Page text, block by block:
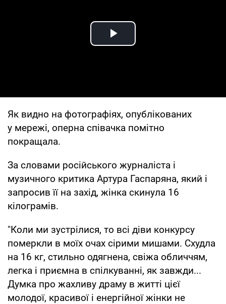
Play Video
Як видно на фотографіях, опублікованих
у мережі, оперна співачка помітно
покращала.
За словами російського журналіста і
музичного критика Артура Гаспаряна, який і
запросив її на захід, жінка скинула 16
кілограмів.
"Коли ми зустрілися, то всі діви конкурсу
померкли в моїх очах сірими мишами. Схудла
на 16 кг, стильно одягнена, свіжа обличчям,
легка і приємна в спілкуванні, як завжди...
Думка про жахливу драму в житті цієї
молодої, красивої і енергійної жінки не